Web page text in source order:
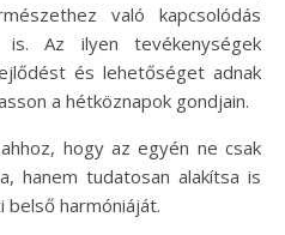
való kapcsolódás
Az ilyen tevékenységek
és lehetőséget adnak
a hétköznapok gondjain.
hogy az egyén ne csak
hanem tudatosan alakítsa is
harmóniáját.